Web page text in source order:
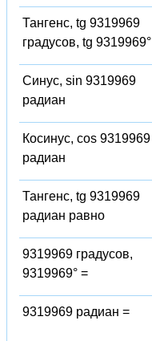
Тангенс, tg 9319969
градусов, tg 9319969°
Синус, sin 9319969
радиан
Косинус, cos 9319969
радиан
Тангенс, tg 9319969
радиан равно
9319969 градусов,
9319969° =
9319969 радиан =